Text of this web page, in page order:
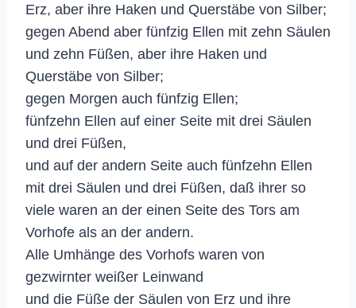
Erz, aber ihre Haken und Querstäbe von Silber;
gegen Abend aber fünfzig Ellen mit zehn Säulen
und zehn Füßen, aber ihre Haken und
Querstäbe von Silber;
gegen Morgen auch fünfzig Ellen;
fünfzehn Ellen auf einer Seite mit drei Säulen
und drei Füßen,
und auf der andern Seite auch fünfzehn Ellen
mit drei Säulen und drei Füßen, daß ihrer so
viele waren an der einen Seite des Tors am
Vorhofe als an der andern.
Alle Umhänge des Vorhofs waren von
gezwirnter weißer Leinwand
und die Füße der Säulen von Erz und ihre